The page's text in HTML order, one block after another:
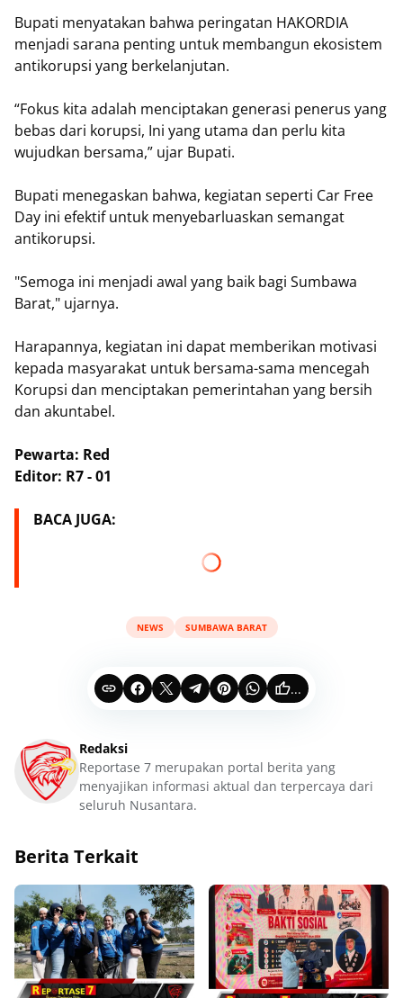
Bupati menyatakan bahwa peringatan HAKORDIA
menjadi sarana penting untuk membangun ekosistem
antikorupsi yang berkelanjutan.
“Fokus kita adalah menciptakan generasi penerus yang
bebas dari korupsi, Ini yang utama dan perlu kita
wujudkan bersama,” ujar Bupati.
Bupati menegaskan bahwa, kegiatan seperti Car Free
Day ini efektif untuk menyebarluaskan semangat
antikorupsi.
"Semoga ini menjadi awal yang baik bagi Sumbawa
Barat," ujarnya.
Harapannya, kegiatan ini dapat memberikan motivasi
kepada masyarakat untuk bersama-sama mencegah
Korupsi dan menciptakan pemerintahan yang bersih
dan akuntabel.
Pewarta: Red
Editor: R7 - 01
BACA JUGA:
NEWS SUMBAWA BARAT
...
Redaksi
Reportase 7 merupakan portal berita yang
menyajikan informasi aktual dan terpercaya dari
seluruh Nusantara.
Berita Terkait